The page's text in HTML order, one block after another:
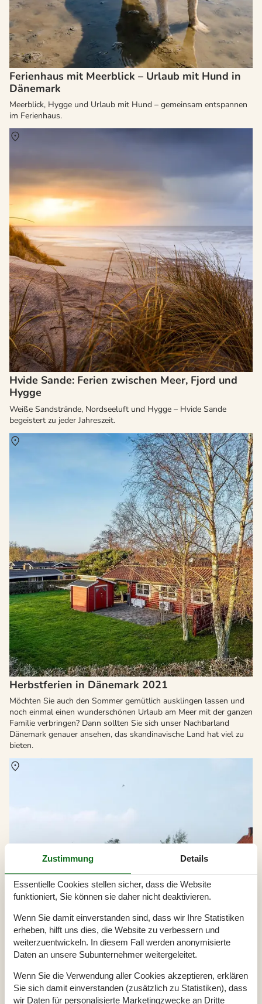
Ferienhaus mit Meerblick – Urlaub mit Hund in
Dänemark
Meerblick, Hygge und Urlaub mit Hund – gemeinsam entspannen
im Ferienhaus.
Hvide Sande: Ferien zwischen Meer, Fjord und
Hygge
Weiße Sandstrände, Nordseeluft und Hygge – Hvide Sande
begeistert zu jeder Jahreszeit.
Herbstferien in Dänemark 2021
Möchten Sie auch den Sommer gemütlich ausklingen lassen und
noch einmal einen wunderschönen Urlaub am Meer mit der ganzen
Familie verbringen? Dann sollten Sie sich unser Nachbarland
Dänemark genauer ansehen, das skandinavische Land hat viel zu
bieten.
Dänemark
Zustimmung Details
Essentielle Cookies stellen sicher, dass die Website
funktioniert, Sie können sie daher nicht deaktivieren.
Wenn Sie damit einverstanden sind, dass wir Ihre Statistiken
erheben, hilft uns dies, die Website zu verbessern und
weiterzuentwickeln. In diesem Fall werden anonymisierte
Daten an unsere Subunternehmer weitergeleitet.
Wenn Sie die Verwendung aller Cookies akzeptieren, erklären
Sie sich damit einverstanden (zusätzlich zu Statistiken), dass
wir Daten für personalisierte Marketingzwecke an Dritte